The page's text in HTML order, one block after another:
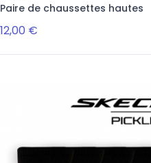
Paire de chaussettes hautes
12,00 €